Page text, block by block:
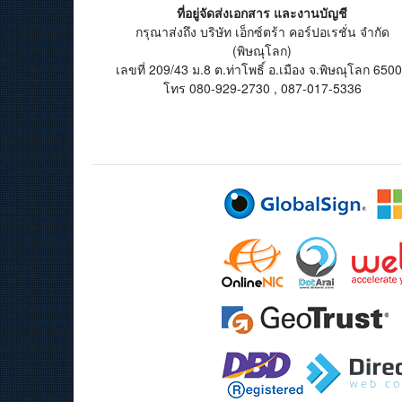
ที่อยู่จัดส่งเอกสาร และงานบัญชี
กรุณาส่งถึง บริษัท เอ็กซ์ตร้า คอร์ปอเรชั่น จำกัด
(พิษณุโลก)
เลขที่ 209/43 ม.8 ต.ท่าโพธิ์ อ.เมือง จ.พิษณุโลก
โทร 080-929-2730 , 087-017-5336